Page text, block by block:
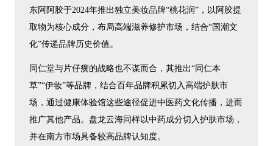
东阿阿胶于2024年推出独立美妆品牌“桃花润”，以阿胶提
取物为核心成分，布局高端滋养修护市场，结合“国潮文
化”传递品牌历史价值。
同仁堂与片仔癀的战略也不谋而合，其推出“同仁本
草”“伊妆”等品牌，结合百年品牌积累切入高端护肤市
场，通过健康体验馆这些途径促进中医药文化传播，进而
推广其他产品。盘龙云海同样以中药成分切入护肤市场，
并在南方市场具备较高品牌认知度。